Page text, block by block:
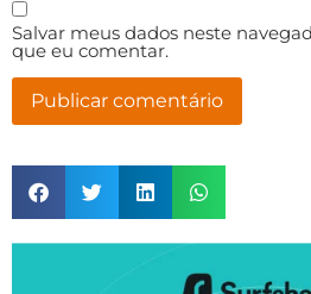
Salvar meus dados neste
que eu comentar.